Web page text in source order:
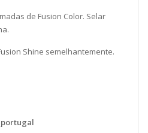
de Fusion Color. Selar
Shine semelhantemente.